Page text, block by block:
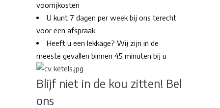
voorrijkosten
U kunt 7 dagen per week bij ons terecht
voor een afspraak
Heeft u een lekkage? Wij zijn in de
meeste gevallen binnen 45 minuten bij u
Blijf niet in de kou zitten! Bel
ons